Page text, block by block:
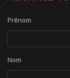
Prénom
Nom